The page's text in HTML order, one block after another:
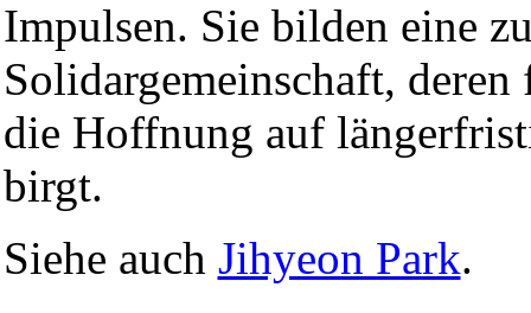
Impulsen. Sie bilden eine
Solidargemeinschaft,
die Hoffnung auf
birgt.
Siehe auch Jihyeon Park.